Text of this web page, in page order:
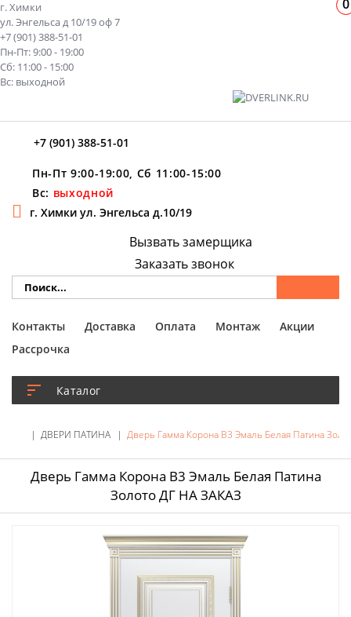
г. Химки
ул. Энгельса д 10/19 оф 7
+7 (901) 388-51-01
Пн-Пт: 9:00 - 19:00
Сб: 11:00 - 15:00
Вс: выходной
+7 (901) 388-51-01
Пн-Пт 9:00-19:00, Сб 11:00-15:00
Вс: выходной
г. Химки ул. Энгельса д.10/19
Каталог
Вызвать замерщика
Заказать звонок
Контакты Доставка Оплата Монтаж
Акции
Рассрочка
ДВЕРИ ПАТИНА Дверь Гамма Корона В3 Эмаль Белая Патина
Дверь Гамма Корона В3 Эмаль Белая Патина
Золото ДГ НА ЗАКАЗ
0